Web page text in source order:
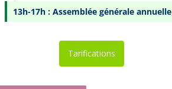
13h-17h : Assemblée générale annuelle
Tarifications